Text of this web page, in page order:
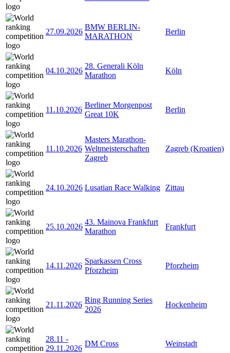
27.09.2026
BMW BERLIN-
MARATHON
Berlin
04.10.2026
28. Generali Köln
Marathon
Köln
11.10.2026
Berliner Morgenpost
Great 10K
Berlin
11.10.2026
Masters Marathon-
Weltmeisterschaften
Zagreb
Zagreb (Kroatien)
24.10.2026 Lusatian Race Walking Zittau
25.10.2026
43. Mainova Frankfurt
Marathon
Frankfurt
14.11.2026
Sparkassen Cross
Pforzheim
Pforzheim
21.11.2026
Ring Running Series
2026
Hockenheim
28.11 -
29.11.2026
DM Cross Weinstadt